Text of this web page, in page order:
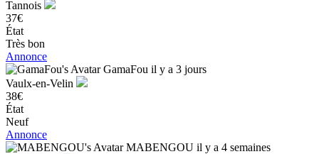
Tannois
37€
État
Très bon
Annonce
GamaFou il y a 3 jours
Vaulx-en-Velin
38€
État
Neuf
Annonce
MABENGOU il y a 4 semaines